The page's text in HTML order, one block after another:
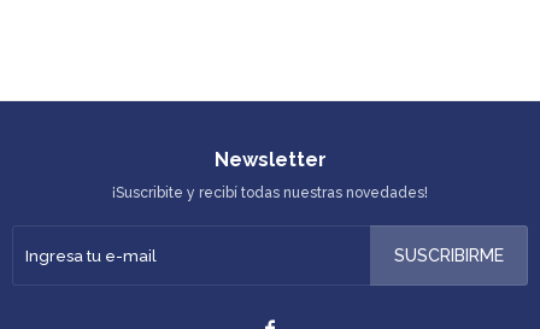
Newsletter
¡Suscribite y recibí todas nuestras novedades!
SUSCRIBIRME